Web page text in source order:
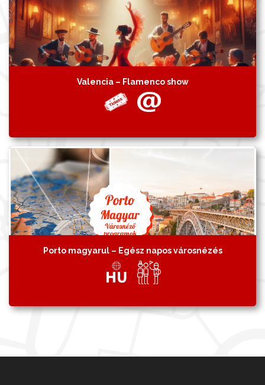
Valencia – Flamenco show
Porto magyarul – Egész napos városnézés